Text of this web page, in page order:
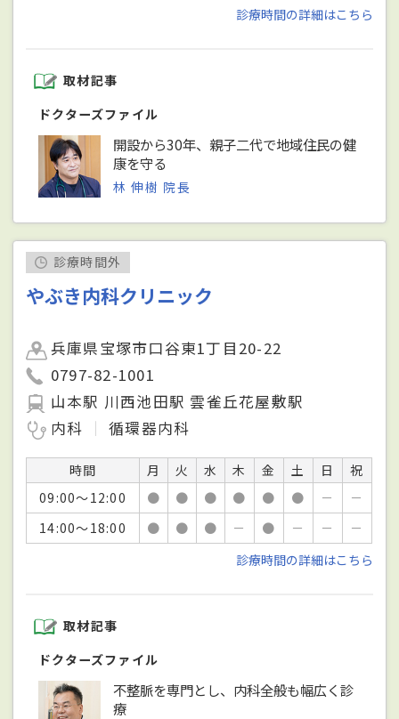
診療時間の詳細はこちら
取材記事
ドクターズファイル
開設から30年、親子二代で地域住民の健
康を守る
林 伸樹 院長
診療時間外
やぶき内科クリニック
兵庫県宝塚市口谷東1丁目20-22
0797-82-1001
山本駅 川西池田駅 雲雀丘花屋敷駅
内科
循環器内科
時間 月 火 水 木 金 土 日
祝
09:00～12:00
● ● ● ● ● ● －
－
14:00～18:00
● ● ● － ● － －
－
診療時間の詳細はこちら
取材記事
ドクターズファイル
不整脈を専門とし、内科全般も幅広く診
療